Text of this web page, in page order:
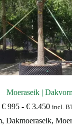
Moeraseik |
€995 - €3.450
tot
incl.
,Dakmoeraseik,